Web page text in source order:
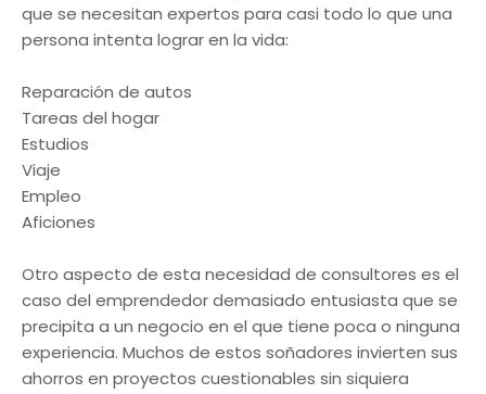
que se necesitan expertos para casi todo lo que una
persona intenta lograr en la vida:
Reparación de autos
Tareas del hogar
Estudios
Viaje
Empleo
Aficiones
Otro aspecto de esta necesidad de consultores es el
caso del emprendedor demasiado entusiasta que se
precipita a un negocio en el que tiene poca o ninguna
experiencia. Muchos de estos soñadores invierten sus
ahorros en proyectos cuestionables sin siquiera